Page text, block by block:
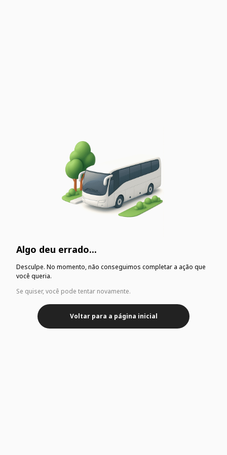
Algo deu errado...
Desculpe. No momento, não conseguimos completar a ação que
você queria.
Se quiser, você pode tentar novamente.
Voltar para a página inicial